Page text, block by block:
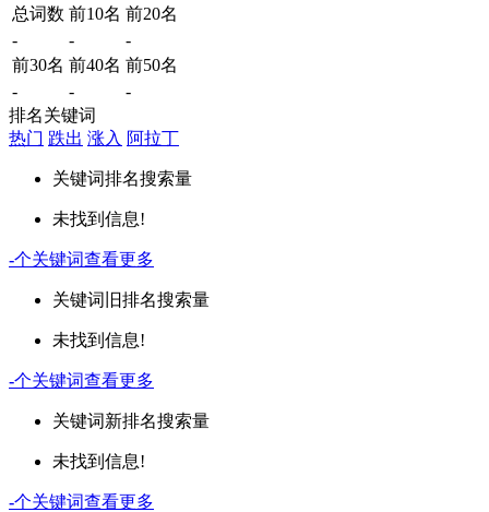
总词数 前10名 前20名
-
-
-
前30名 前40名 前50名
-
-
-
排名关键词
热门 跌出 涨入 阿拉丁
关键词排名搜索量
未找到信息!
-个关键词查看更多
关键词 旧排名搜索量
未找到信息!
-个关键词查看更多
关键词新排名搜索量
未找到信息!
-个关键词查看更多